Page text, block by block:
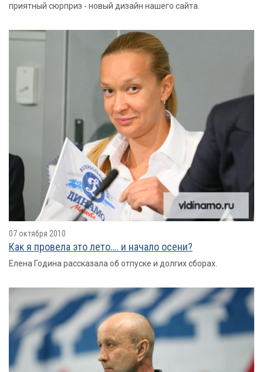
приятный сюрприз - новый дизайн нашего сайта.
07 октября 2010
Как я провелa это лето…. и начало осени?
Елена Година рассказала об отпуске и долгих сборах.